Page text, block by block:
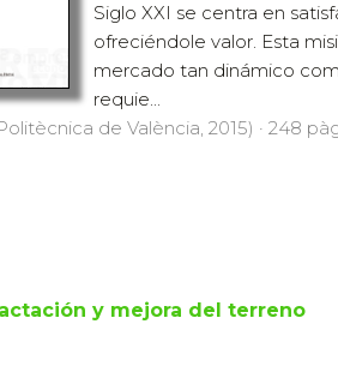
Siglo XXI se centra en
ofreciéndole valor. Esta
mercado tan dinámico
requie...
de València, 2015) · 248
y mejora del terreno